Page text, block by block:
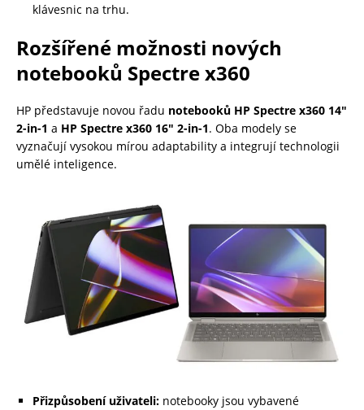
klávesnic na trhu.
Rozšířené možnosti nových
notebooků Spectre x360
HP představuje novou řadu notebooků HP Spectre x360 14″
2-in-1 a HP Spectre x360 16″ 2-in-1. Oba modely se
vyznačují vysokou mírou adaptability a integrují technologii
umělé inteligence.
Přizpůsobení uživateli: notebooky jsou vybavené